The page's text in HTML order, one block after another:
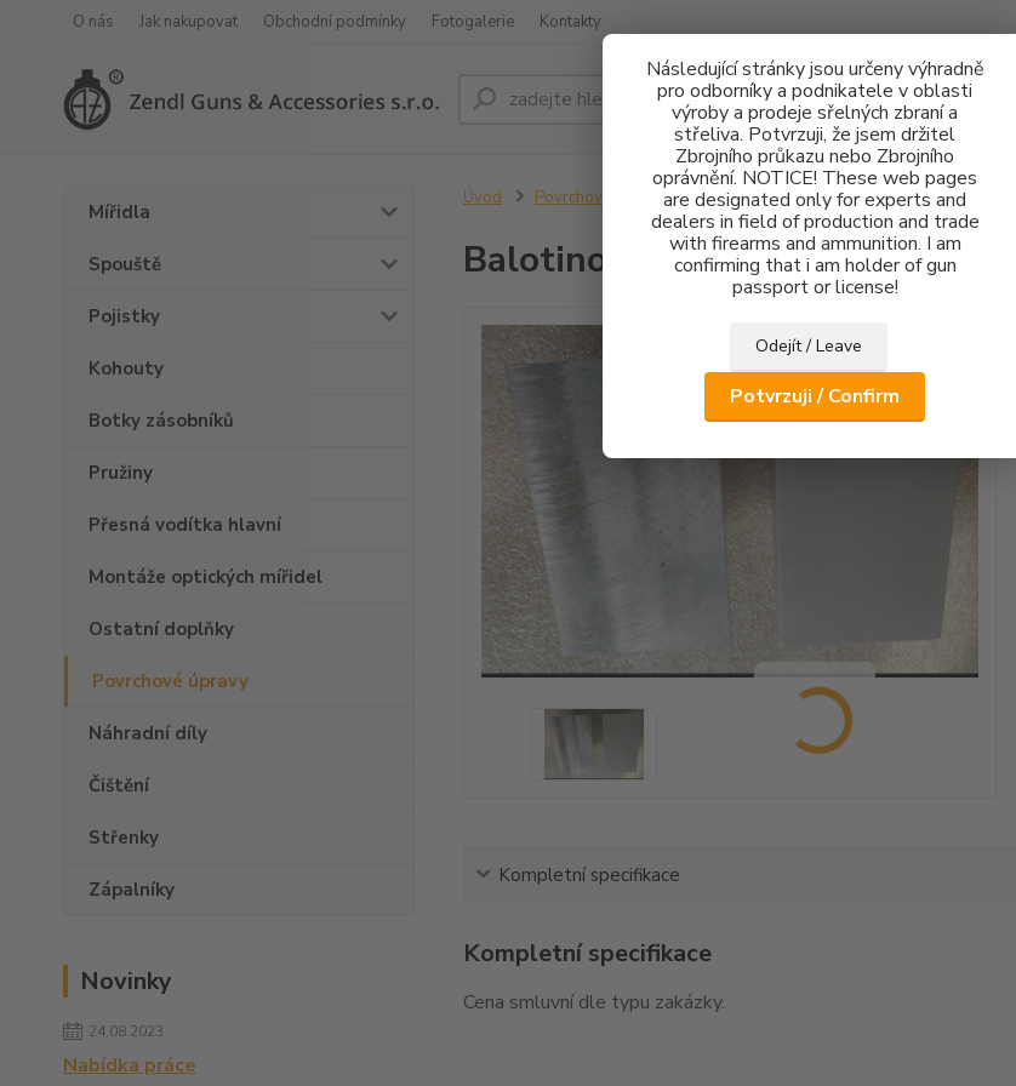
Následující stránky jsou určeny výhradně
pro odborníky a podnikatele v oblasti
výroby a prodeje sřelných zbraní a
střeliva. Potvrzuji, že jsem držitel
Zbrojního průkazu nebo Zbrojního
oprávnění. NOTICE! These web pages
are designated only for experts and
dealers in field of production and trade
with firearms and ammunition. I am
confirming that i am holder of gun
passport or license!
Odejít / Leave
Potvrzuji / Confirm
O nás Jak nakupovat Obchodní podmínky Fotogalerie Kontakty
Hledat
Mířidla
Spouště
Pojistky
Kohouty
Botky zásobníků
Pružiny
Přesná vodítka hlavní
Montáže optických mířidel
Ostatní doplňky
Povrchové úpravy
Náhradní díly
Čištění
Střenky
Zápalníky
Novinky
24.08.2023
Nabídka práce
Úvod Povrchové úpravy Balotinování
Balotinování
Kompletní specifikace
Kompletní specifikace
Cena smluvní dle typu zakázky.